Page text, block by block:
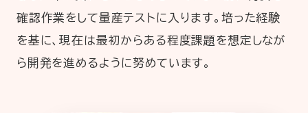
確認作業をして量産テストに入ります。培った経験
を基に、現在は最初からある程度課題を想定しなが
ら開発を進めるように努めています。